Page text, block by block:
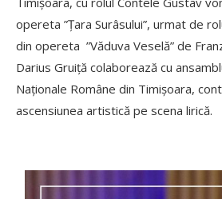
opereta ”Țara Surâsului”, urmat de
din opereta ”Văduva Veselă” de
Darius Gruiță colaborează cu
Naționale Române din Timișoara,
ascensiunea artistică pe scena lirică.